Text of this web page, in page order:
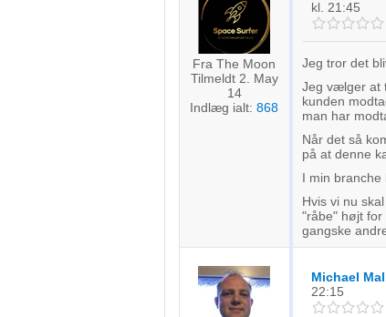
Fra The Moon
Tilmeldt 2. May
14
Indlæg ialt: 868
kl. 21:45
Jeg tror det
Jeg vælger at
kunden
man har
Når det så
på at denne
I min branche
Hvis vi nu
"råbe" højt for
gangske
Michael
22:15